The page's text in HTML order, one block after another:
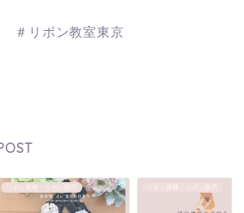
＃リボン教室東京
リボン資格・リボン販売 リボン資格・リボン販売